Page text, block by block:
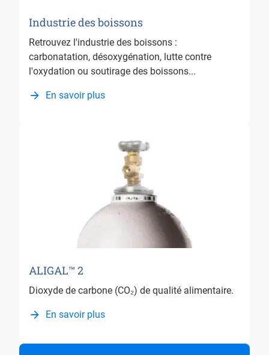
Industrie des boissons
Retrouvez l'industrie des boissons :
carbonatation, désoxygénation, lutte contre
l'oxydation ou soutirage des boissons...
En savoir plus
ALIGAL™ 2
Dioxyde de carbone (CO₂) de qualité alimentaire.
En savoir plus